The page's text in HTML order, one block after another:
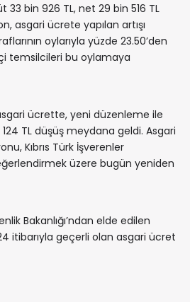
bin 926 TL, net 29 bin 516 TL
asgari ücrete yapılan artışı
oylarıyla yüzde 23.50’den
temsilcileri bu oylamaya
ücrette, yeni düzenleme ile
TL düşüş meydana geldi. Asgari
Kıbrıs Türk İşverenler
üzere bugün yeniden
Bakanlığı’ndan elde edilen
itibarıyla geçerli olan asgari ücret